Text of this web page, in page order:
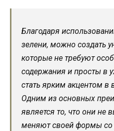
Благодаря
зелени, можно создать
которые не требуют
содержания и просты в
стать ярким акцентом в
Одним из основных
является то, что они не
меняют своей формы со